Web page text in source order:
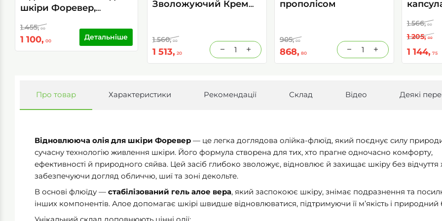
шкіри Форевер,
мл
1 100, 00
1 455, 00
Детальніше
Зволожуючий Крем
1 513, 20
1 560, 00
прополісом
868, 80
905, 00
капс
1 144, 75
1 205, 00
1 566, 00
Про товар Характеристики Рекомендації Склад Відео Деякі
Відновлююча олія для шкіри Форевер — це легка доглядова олійка-флюїд, який поєднує силу
сучасну технологію живлення шкіри. Його формула створена для тих, хто прагне одночасно комфорту,
ефективності й природного сяйва. Цей засіб глибоко зволожує, відновлює й захищає шкіру без відчуття
забезпечуючи догляд обличчю, шиї та зоні декольте.
В основі флюїду — стабілізований гель алое вера, який заспокоює шкіру, знімає подразнення та
інших компонентів. Алое допомагає шкірі швидше відновлюватися, підтримуючи її м’якість і природний